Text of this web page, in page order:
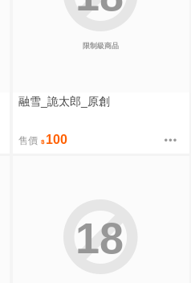
限制級商品
融雪_詭太郎_原創
售價 100
18